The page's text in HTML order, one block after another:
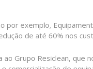
por exemplo,
de até 60% nos
Grupo Resiclean, que